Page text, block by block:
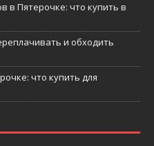
в Пятерочке: что купить в
и обходить
что купить для